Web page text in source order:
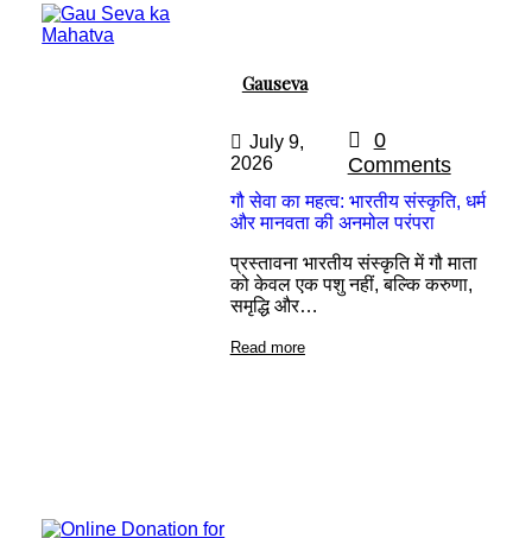
Gauseva
July 9,
2026
0
Comments
गौ सेवा का महत्व: भारतीय संस्कृति, धर्म
और मानवता की अनमोल परंपरा
प्रस्तावना भारतीय संस्कृति में गौ माता
को केवल एक पशु नहीं, बल्कि करुणा,
समृद्धि और…
Read more